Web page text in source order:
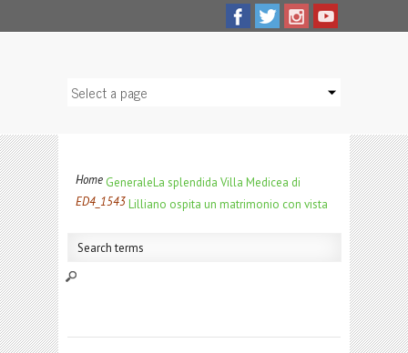
Home GeneraleLa splendida Villa Medicea di
Lilliano ospita un matrimonio con vista
ED4_1543